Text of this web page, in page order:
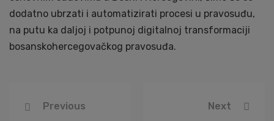
dodatno ubrzati i automatizirati procesi u pravosuđu,
na putu ka daljoj i potpunoj digitalnoj transformaciji
bosanskohercegovačkog pravosuđa.
Previous
Next